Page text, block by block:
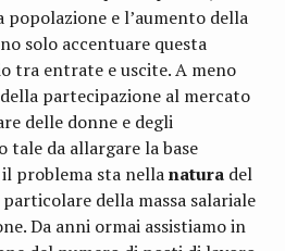
popolazione e l’aumento della
solo accentuare questa
tra entrate e uscite. A meno
partecipazione al mercato
delle donne e degli
da allargare la base
problema sta nellanatura del
della massa salariale
Da anni ormai assistiamo in